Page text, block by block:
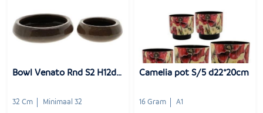
- 1 + Voeg toe + Voeg toe
Bowl Venato Rnd S2 H12d32
32 Cm Minimaal 32
Camelia pot S/5 d22*20cm
16 Gram A1